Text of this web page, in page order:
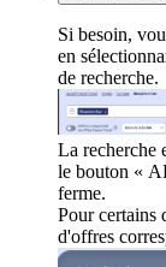
Si besoin,
en
de recherche.
La recherche
le bouton «
ferme.
Pour certains
d'offres